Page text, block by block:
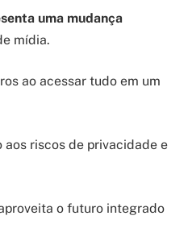
uma mudança
mídia.
ao acessar tudo em um
riscos de privacidade e
o futuro integrado